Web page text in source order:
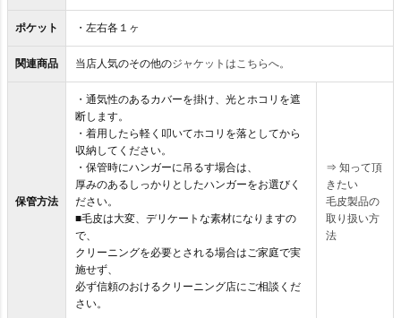
ポケット ・左右各１ヶ
関連商品 当店人気のその他のジャケットはこちらへ。
保管方法
・通気性のあるカバーを掛け、光とホコリを遮
断します。
・着用したら軽く叩いてホコリを落としてから
収納してください。
・保管時にハンガーに吊るす場合は、
厚みのあるしっかりとしたハンガーをお選びく
ださい。
■毛皮は大変、デリケートな素材になりますの
で、
クリーニングを必要とされる場合はご家庭で実
施せず、
必ず信頼のおけるクリーニング店にご相談くだ
さい。
⇒ 知って頂
きたい
毛皮製品の
取り扱い方
法